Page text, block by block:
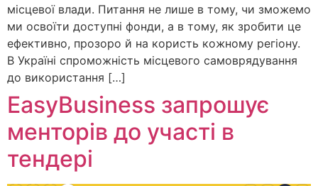
місцевої влади. Питання не лише в тому, чи зможемо
ми освоїти доступні фонди, а в тому, як зробити це
ефективно, прозоро й на користь кожному регіону.
В Україні спроможність місцевого самоврядування
до використання […]
EasyBusiness запрошує
менторів до участі в
тендері